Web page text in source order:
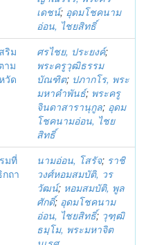
เดชน์; อุดมโชคนาม
อ่อน, ไชยสิทธิ์
ริม
าม
วัด
ศรไชย, ประยงค์;
พระครูวุฒิธรรม
บัณฑิต; ปภากโร, พระ
มหาคำพันธ์; พระครู
จินดาสารานุกูล; อุดม
โชคนามอ่อน, ไชย
สิทธิ์
มที่
ถา
นามอ่อน, โสรัจ; ราชิ
วงศ์หอมสมบัติ, วร
วัฒน์; หอมสมบัติ, พูล
ศักดิ์; อุดมโชคนาม
อ่อน, ไชยสิทธิ์; วุฑฺฒิ
ธมฺโม, พระมหาจิต